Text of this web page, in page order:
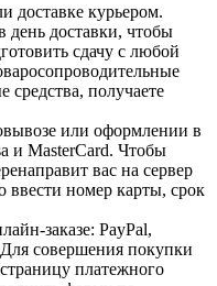
доставке курьером.
день доставки, чтобы
сдачу с любой
получаете
или оформлении в
и MasterCard. Чтобы
вас на сервер
ввести номер карты, срок
заказе: PayPal,
совершения покупки
платежного